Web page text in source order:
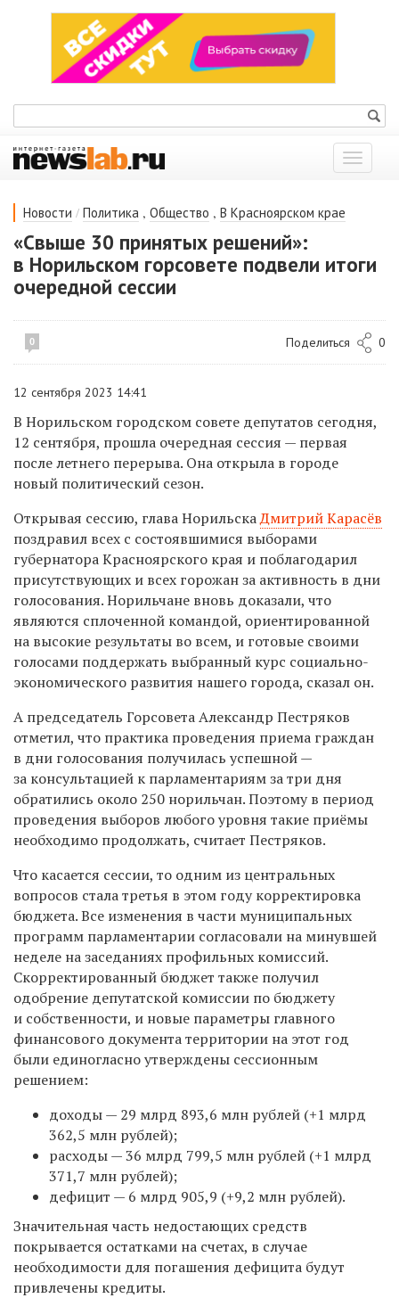
Показать
меню
Новости / Политика , Общество , В Красноярском крае
«Свыше 30 принятых решений»:
в Норильском горсовете подвели итоги
очередной сессии
0 Поделиться 0
12 сентября 2023 14:41
В Норильском городском совете депутатов сегодня,
12 сентября, прошла очередная сессия — первая
после летнего перерыва. Она открыла в городе
новый политический сезон.
Открывая сессию, глава НорильскаДмитрий Карасёв
поздравил всех с состоявшимися выборами
губернатора Красноярского края и поблагодарил
присутствующих и всех горожан за активность в дни
голосования. Норильчане вновь доказали, что
являются сплоченной командой, ориентированной
на высокие результаты во всем, и готовые своими
голосами поддержать выбранный курс социально-
экономического развития нашего города, сказал он.
А председатель Горсовета Александр Пестряков
отметил, что практика проведения приема граждан
в дни голосования получилась успешной —
за консультацией к парламентариям за три дня
обратились около 250 норильчан. Поэтому в период
проведения выборов любого уровня такие приёмы
необходимо продолжать, считает Пестряков.
Что касается сессии, то одним из центральных
вопросов стала третья в этом году корректировка
бюджета. Все изменения в части муниципальных
программ парламентарии согласовали на минувшей
неделе на заседаниях профильных комиссий.
Скорректированный бюджет также получил
одобрение депутатской комиссии по бюджету
и собственности, и новые параметры главного
финансового документа территории на этот год
были единогласно утверждены сессионным
решением:
доходы — 29 млрд 893,6 млн рублей (+1 млрд
362,5 млн рублей);
расходы — 36 млрд 799,5 млн рублей (+1 млрд
371,7 млн рублей);
дефицит — 6 млрд 905,9 (+9,2 млн рублей).
Значительная часть недостающих средств
покрывается остатками на счетах, в случае
необходимости для погашения дефицита будут
привлечены кредиты.